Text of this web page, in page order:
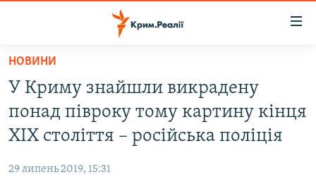
Перейти
основного
матеріалу
Перейти
до
основної
ВОДА.КРИМ
ВІДЕО ТА ФОТО
БЛОГИ
НОВИНИ
У Криму знайшли викрадену
понад півроку тому картину кінця
XIX століття – російська поліція
29 липень 2019, 15:31